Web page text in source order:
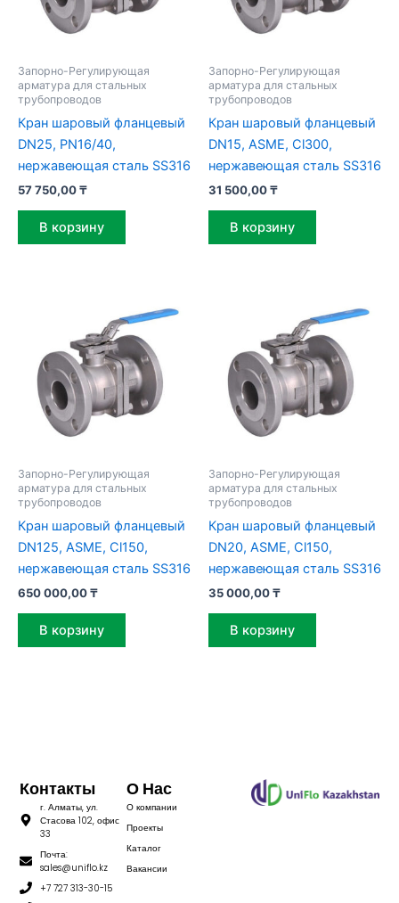
Запорно-Регулирующая
арматура для стальных
трубопроводов
Кран шаровый фланцевый
DN25, PN16/40,
нержавеющая сталь SS316
57 750,00₸
В корзину
Запорно-Регулирующая
арматура для стальных
трубопроводов
Кран шаровый фланцевый
DN15, ASME, Cl300,
нержавеющая сталь SS316
31 500,00₸
В корзину
Запорно-Регулирующая
арматура для стальных
трубопроводов
Кран шаровый фланцевый
DN125, ASME, Cl150,
нержавеющая сталь SS316
650 000,00₸
В корзину
Запорно-Регулирующая
арматура для стальных
трубопроводов
Кран шаровый фланцевый
DN20, ASME, Cl150,
нержавеющая сталь SS316
35 000,00₸
В корзину
О Нас
О компании
Проекты
Каталог
Вакансии
Контакты
г. Алматы, ул.
Стасова 102, офис
33
Почта:
sales@uniflo.kz
+7 727 313-30-15